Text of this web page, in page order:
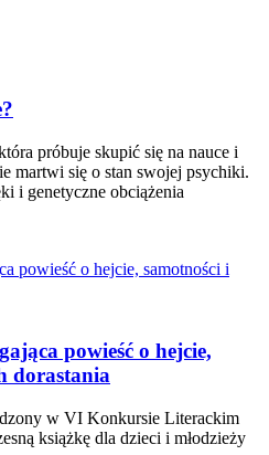
próbuje skupić się na nauce i
martwi się o stan swojej psychiki.
i genetyczne obciążenia
powieść o hejcie,
dorastania
w VI Konkursie Literackim
książkę dla dzieci i młodzieży